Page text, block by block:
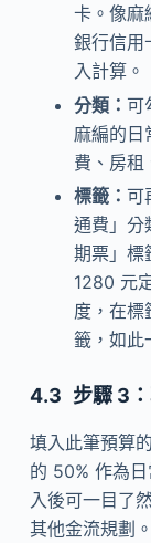
卡。像麻
銀行信用
入計算。
分類： 可
麻編的日
費、房租
標籤： 可
通費」分
期票」標
1280 元
度，在標
籤，如此
步驟 3
填入此筆預算
的 50% 作為
入後可一目了
其他金流規劃。